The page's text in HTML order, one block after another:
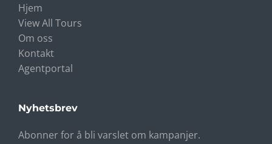
Hjem
View All Tours
Om oss
Kontakt
Agentportal
Nyhetsbrev
Abonner for å bli varslet om kampanjer.